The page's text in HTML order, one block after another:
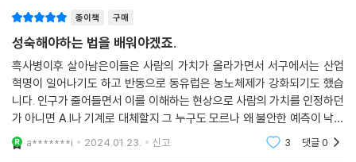
곳의 집을 담보로는 주택 담보 대출을 받거나 보험을 들기가 어렵다는 사
실을 깨닫는다.
--- p.147
일본에서는 〈새집에 대한 선호〉가 거의 절대적이다. 새집을 구매할 수 없다
면 아예 집을 구매하지 않는다. 그 결과 최근 몇 년 동안 〈가구수는 연평균
30만 가구씩 증가했지만 주택은 연평균 90만 채〉씩 지어졌다. 이로 인해
2018년에는 총 820만 채가 비어 있는 것으로 확인됐고, 2040년이 되면
기능을 멈추는 수준〉까지 가게 된다. 빈집 수가 현재의 800만 채에서 204
0년에는 1,500-2,000만 채 수준으로 늘어날 일본, 2017년 조사를 통해
주택 재고의 약 20%에 달하는 6,500만 채의 집이 비어 있는 것으로 드러
난 중국, 최근 수십 년 동안 중산층이 거주하는 도시에서도 빈집이 상당히
늘어나 〈도시의 황무지〉 현상이 나타나는 미국, 제조업의 붕괴로 심각한 인
구 감소를 겪으며 2014년에서 2020년 사이에 2만 채에 달하는 빈집을 철
거한 디트로이트, 늘어난 빈집 때문에 지난 12년 동안 신규 주거용 건축물
허가가 전체 주택의 0.2%를 살짝 웃도는 라트비아, 2020년에 남아도는
종이책 구매
성숙해야하는 법을 배워야겠죠.
흑사병이후 살아남은이들은 사람의 가치가 올라가면서 서구에서는 산업
혁명이 일어나기도 하고 반동으로 동유럽은 농노체제가 강화되기도 했습
니다. 인구가 줄어들면서 이를 이해하는 현상으로 사람의 가치를 인정하던
가 아니면 A.I나 기계로 대체할지 그 누구도 모르나 왜 불안한 예측이 낙관
적 예측보다 더 눈에 들어오고 그 미래가 더 가까운지는 저도 모르지만 사
람의 가치를 받아들
a*******i 2024.01.23. 신고 3 댓글0